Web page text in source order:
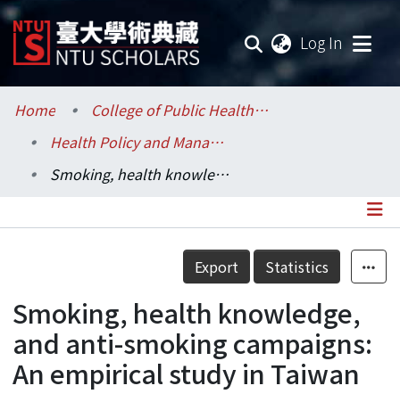
Log In
Communities & Collections
Research Outputs
Statistics
Home
College of Public Health / 公共衛生學院
Health Policy and Management / 健康政策與管理研究所
Smoking, health knowledge, and anti-smoking campaigns: An empirical study in Taiwan
Details
Export Statistics
Smoking, health knowledge,
and anti-smoking campaigns:
An empirical study in Taiwan